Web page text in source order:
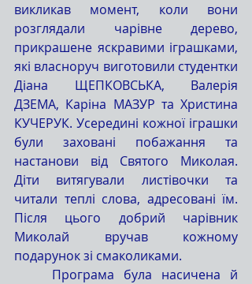
викликав момент, коли вони
розглядали чарівне дерево,
прикрашене яскравими іграшками,
які власноруч виготовили студентки
Діана ЩЕПКОВСЬКА, Валерія
ДЗЕМА, Каріна МАЗУР та Христина
КУЧЕРУК. Усередині кожної іграшки
були заховані побажання та
настанови від Святого Миколая.
Діти витягували листівочки та
читали теплі слова, адресовані їм.
Після цього добрий чарівник
Миколай вручав кожному
подарунок зі смаколиками.